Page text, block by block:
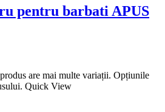
pentru barbati APUS
are mai multe variații. Opțiunile
Quick View